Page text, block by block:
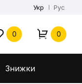
Укр Рус
0 0
Знижки